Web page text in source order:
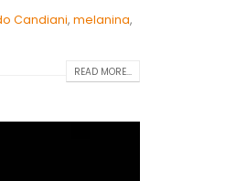
Candiani, melanina,
READ MORE...